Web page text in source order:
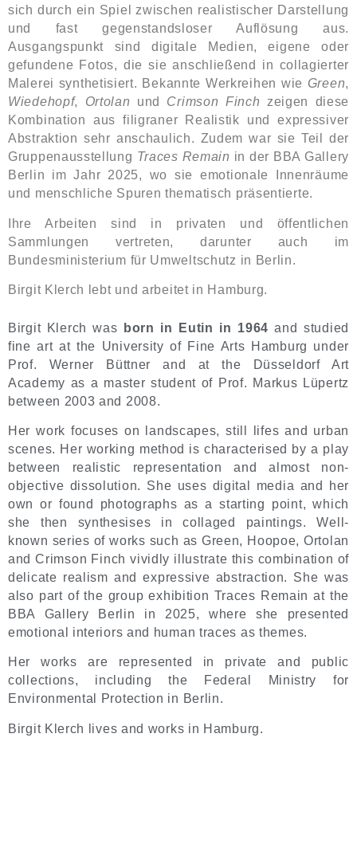
sich durch ein Spiel zwischen realistischer Darstellung
und fast gegenstandsloser Auflösung aus.
Ausgangspunkt sind digitale Medien, eigene oder
gefundene Fotos, die sie anschließend in collagierter
Malerei synthetisiert. Bekannte Werkreihen wie Green,
Wiedehopf, Ortolan und Crimson Finch zeigen diese
Kombination aus filigraner Realistik und expressiver
Abstraktion sehr anschaulich. Zudem war sie Teil der
Gruppenausstellung Traces Remain in der BBA Gallery
Berlin im Jahr 2025, wo sie emotionale Innenräume
und menschliche Spuren thematisch präsentierte.
Ihre Arbeiten sind in privaten und öffentlichen
Sammlungen vertreten, darunter auch im
Bundesministerium für Umweltschutz in Berlin.
Birgit Klerch lebt und arbeitet in Hamburg.
Birgit Klerch was born in Eutin in 1964 and studied
fine art at the University of Fine Arts Hamburg under
Prof. Werner Büttner and at the Düsseldorf Art
Academy as a master student of Prof. Markus Lüpertz
between 2003 and 2008.
Her work focuses on landscapes, still lifes and urban
scenes. Her working method is characterised by a play
between realistic representation and almost non-
objective dissolution. She uses digital media and her
own or found photographs as a starting point, which
she then synthesises in collaged paintings. Well-
known series of works such as Green, Hoopoe, Ortolan
and Crimson Finch vividly illustrate this combination of
delicate realism and expressive abstraction. She was
also part of the group exhibition Traces Remain at the
BBA Gallery Berlin in 2025, where she presented
emotional interiors and human traces as themes.
Her works are represented in private and public
collections, including the Federal Ministry for
Environmental Protection in Berlin.
Birgit Klerch lives and works in Hamburg.